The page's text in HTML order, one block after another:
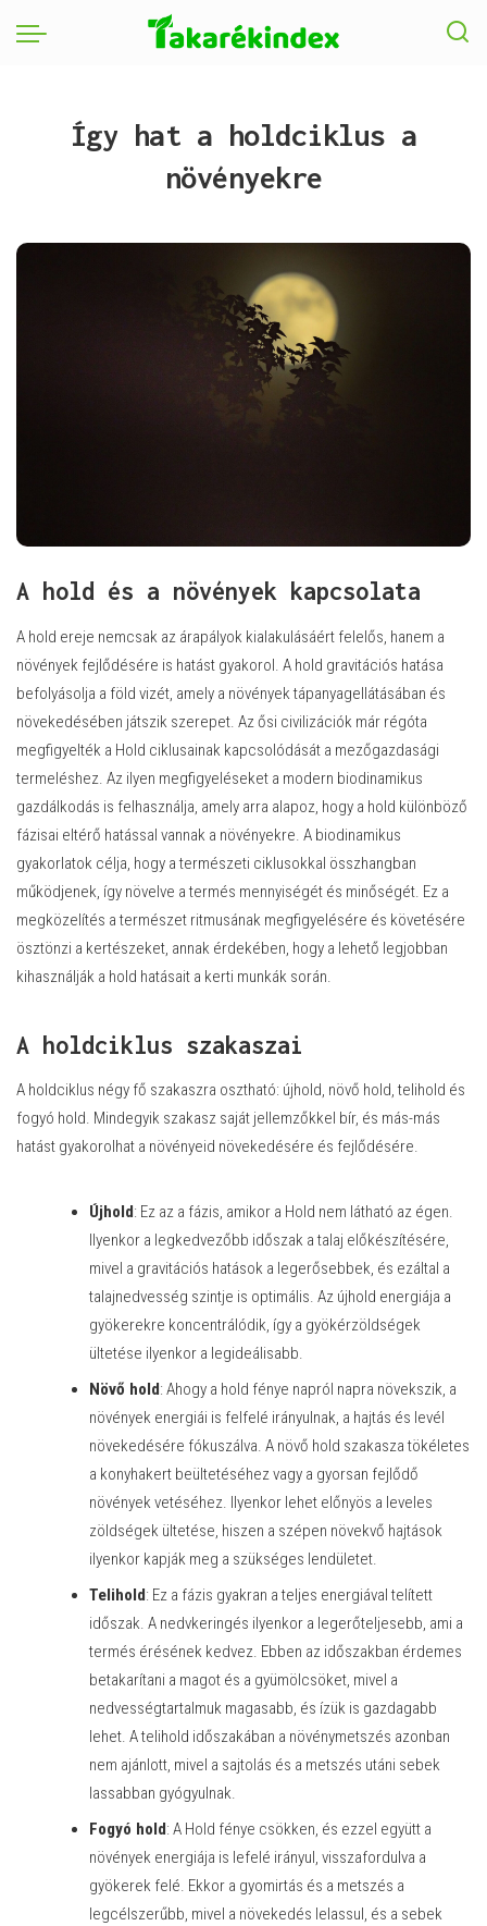
Így hat a holdciklus a
növényekre
A hold és a növények kapcsolata
A hold ereje nemcsak az árapályok kialakulásáért felelős, hanem a
növények fejlődésére is hatást gyakorol. A hold gravitációs hatása
befolyásolja a föld vizét, amely a növények tápanyagellátásában és
növekedésében játszik szerepet. Az ősi civilizációk már régóta
megfigyelték a Hold ciklusainak kapcsolódását a mezőgazdasági
termeléshez. Az ilyen megfigyeléseket a modern biodinamikus
gazdálkodás is felhasználja, amely arra alapoz, hogy a hold különböző
fázisai eltérő hatással vannak a növényekre. A biodinamikus
gyakorlatok célja, hogy a természeti ciklusokkal összhangban
működjenek, így növelve a termés mennyiségét és minőségét. Ez a
megközelítés a természet ritmusának megfigyelésére és követésére
ösztönzi a kertészeket, annak érdekében, hogy a lehető legjobban
kihasználják a hold hatásait a kerti munkák során.
A holdciklus szakaszai
A holdciklus négy fő szakaszra osztható: újhold, növő hold, telihold és
fogyó hold. Mindegyik szakasz saját jellemzőkkel bír, és más-más
hatást gyakorolhat a növényeid növekedésére és fejlődésére.
Újhold: Ez az a fázis, amikor a Hold nem látható az égen.
Ilyenkor a legkedvezőbb időszak a talaj előkészítésére,
mivel a gravitációs hatások a legerősebbek, és ezáltal a
talajnedvesség szintje is optimális. Az újhold energiája a
gyökerekre koncentrálódik, így a gyökérzöldségek
ültetése ilyenkor a legideálisabb.
Növő hold: Ahogy a hold fénye napról napra növekszik, a
növények energiái is felfelé irányulnak, a hajtás és levél
növekedésére fókuszálva. A növő hold szakasza tökéletes
a konyhakert beültetéséhez vagy a gyorsan fejlődő
növények vetéséhez. Ilyenkor lehet előnyös a leveles
zöldségek ültetése, hiszen a szépen növekvő hajtások
ilyenkor kapják meg a szükséges lendületet.
Telihold: Ez a fázis gyakran a teljes energiával telített
időszak. A nedvkeringés ilyenkor a legerőteljesebb, ami a
termés érésének kedvez. Ebben az időszakban érdemes
betakarítani a magot és a gyümölcsöket, mivel a
nedvességtartalmuk magasabb, és ízük is gazdagabb
lehet. A telihold időszakában a növénymetszés azonban
nem ajánlott, mivel a sajtolás és a metszés utáni sebek
lassabban gyógyulnak.
Fogyó hold: A Hold fénye csökken, és ezzel együtt a
növények energiája is lefelé irányul, visszafordulva a
gyökerek felé. Ekkor a gyomirtás és a metszés a
legcélszerűbb, mivel a növekedés lelassul, és a sebek